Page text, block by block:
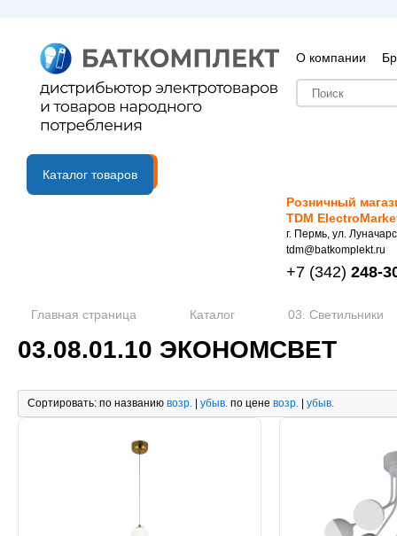
О компании
B2B портал
Каталог товаров
Розничный
TDM
г. Пермь, ул.
tdm@batkomplekt.ru
+7 (342) 248-
Главная страница Каталог 03. Светильники
03.08.01.10 ЭКОНОМСВЕТ
Сортировать: по названию возр. | убыв. по цене возр. | убыв.